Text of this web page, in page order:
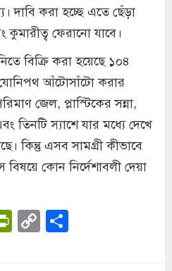
দাবি করা হচ্ছে এতে ছেঁড়া
ফেরানো যাবে।
বিক্রি করা হয়েছে ১০৪
আঁটোসাঁটো করার
জেল, প্লাস্টিকের সন্না,
তিনটি স্যাশে যার মধ্যে দেখে
কিন্তু এসব সামগ্রী কীভাবে
কোন নির্দেশাবলী দেয়া
PrintFriendly
Copy
Link